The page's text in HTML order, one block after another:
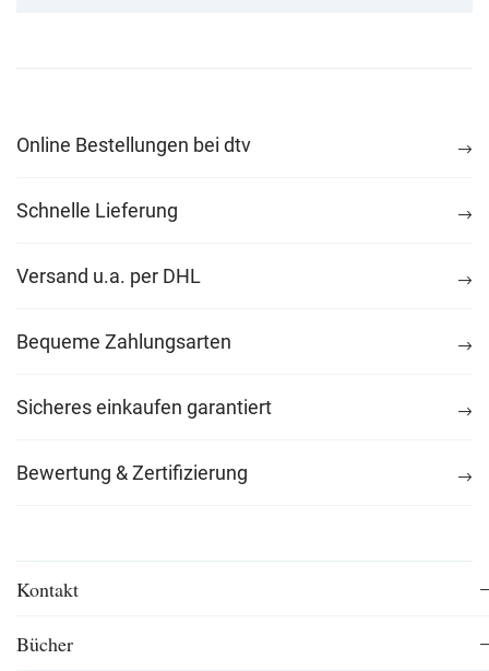
Online Bestellungen bei dtv
Schnelle Lieferung
Versand u.a. per DHL
Bequeme Zahlungsarten
Sicheres einkaufen garantiert
Bewertung & Zertifizierung
Kontakt
Bücher